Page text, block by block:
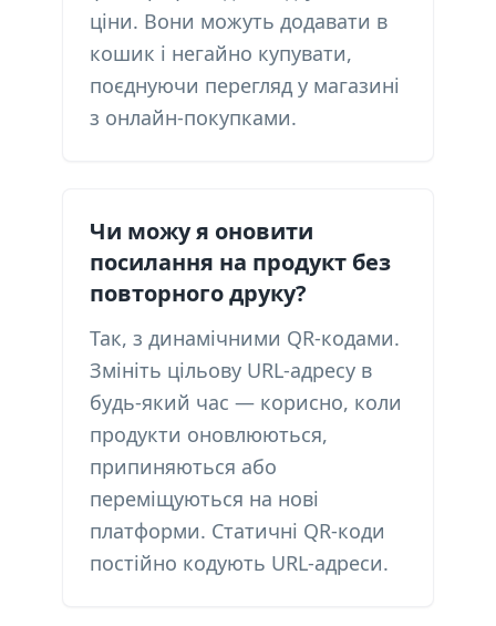
ціни. Вони можуть додавати в
кошик і негайно купувати,
поєднуючи перегляд у магазині
з онлайн-покупками.
Чи можу я оновити
посилання на продукт без
повторного друку?
Так, з динамічними QR-кодами.
Змініть цільову URL-адресу в
будь-який час — корисно, коли
продукти оновлюються,
припиняються або
переміщуються на нові
платформи. Статичні QR-коди
постійно кодують URL-адреси.